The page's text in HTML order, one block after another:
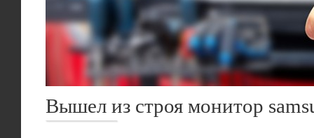
Вышел из строя монитор